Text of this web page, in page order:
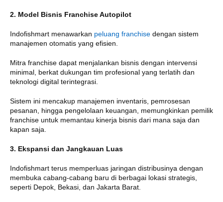
2. Model Bisnis Franchise Autopilot
Indofishmart menawarkan peluang franchise dengan sistem
manajemen otomatis yang efisien.
Mitra franchise dapat menjalankan bisnis dengan intervensi
minimal, berkat dukungan tim profesional yang terlatih dan
teknologi digital terintegrasi.
Sistem ini mencakup manajemen inventaris, pemrosesan
pesanan, hingga pengelolaan keuangan, memungkinkan pemilik
franchise untuk memantau kinerja bisnis dari mana saja dan
kapan saja.
3. Ekspansi dan Jangkauan Luas
Indofishmart terus memperluas jaringan distribusinya dengan
membuka cabang-cabang baru di berbagai lokasi strategis,
seperti Depok, Bekasi, dan Jakarta Barat.